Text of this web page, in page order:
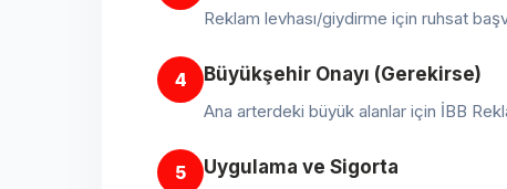
Reklam levhası/giydirme için ruhsat
4 Büyükşehir Onayı (Gerekirse)
Ana arterdeki büyük alanlar için İBB
5 Uygulama ve Sigorta